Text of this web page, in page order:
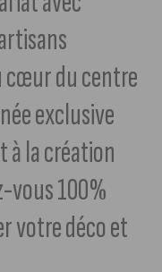
cœur du centre
exclusive
à la création
vous 100%
votre déco et